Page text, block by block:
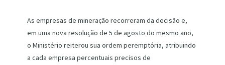
As empresas de mineração recorreram da decisão e,
em uma nova resolução de 5 de agosto do mesmo ano,
o Ministério reiterou sua ordem peremptória, atribuindo
a cada empresa percentuais precisos de